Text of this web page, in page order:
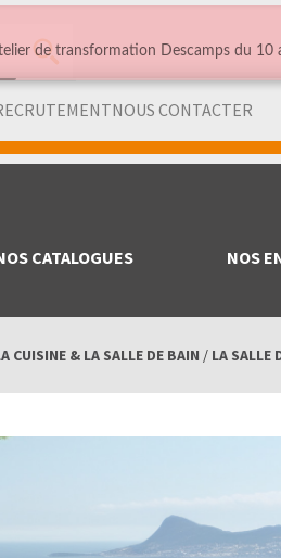
NOUS CONTACTER
CATALOGUES NOS
CUISINE & LA SALLE DE BAIN / LA SALLE
de transformation Descamps du